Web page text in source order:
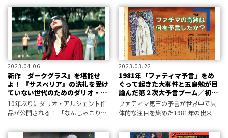
グ・ストーンズを結びつけた２人の
女を回想する。
った“魔塔”東京タワーの実態を紹
介！
2023.04.06
新作『ダークグラス』を堪能せ
よ！ 『サスペリア』の洗礼を受け
ていない世代のためのダリオ・ア
ルジェント映画入門／初見健一の
昭和こどもオカルト回顧録
10年ぶりにダリオ・アルジェント作
品が公開される！ 「なんじゃこり
に、味わい方を教えます！
2023.03.22
1981年「ファティマ予言」をめ
ぐって起きた大事件と五島勉が目
論んだ第２次大予言ブーム／初見
健一・昭和こどもオカルト回顧録
ファティマ第三の予言が世界中で具
体的な注目を集めた1981年の出来事
ー」が動いた！